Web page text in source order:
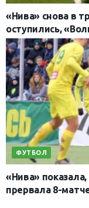
«Нива» снова в
оступились,
ФУТБОЛ
«Нива»
прервала 8-